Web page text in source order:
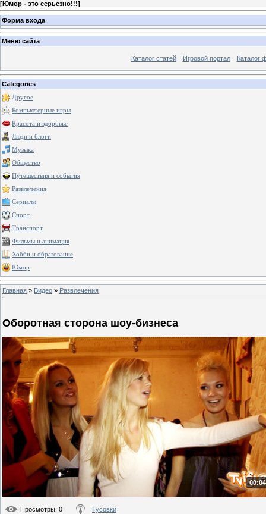
[Юмор - это серьезно!!!]
Форма входа
Меню сайта
Каталог статей Игровой портал Каталог
Categories
Другое
Компьютерные игры
Красота и здоровье
Люди и блоги
Музыка
Общество
Путешествия и события
Развлечения
Сериалы
Спорт
Транспорт
Фильмы и анимация
Хобби и образование
Юмор
Главная » Видео » Развлечения
Оборотная сторона шоу-бизнеса
Просмотры: 0 Тусовки